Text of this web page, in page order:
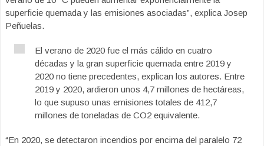
superficie quemada y las emisiones asociadas”, explica Josep
Peñuelas.
El verano de 2020 fue el más cálido en cuatro
décadas y la gran superficie quemada entre 2019 y
2020 no tiene precedentes, explican los autores. Entre
2019 y 2020, ardieron unos 4,7 millones de hectáreas,
lo que supuso unas emisiones totales de 412,7
millones de toneladas de CO2 equivalente.
“En 2020, se detectaron incendios por encima del paralelo 72